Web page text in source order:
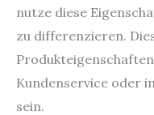
nutze diese
zu differenzieren.
Kundenservice oder
sein.